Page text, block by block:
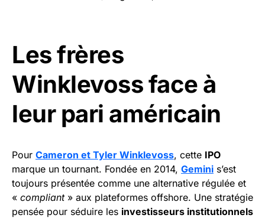
Les frères
Winklevoss face à
leur pari américain
Pour Cameron et Tyler Winklevoss, cette IPO
marque un tournant. Fondée en 2014, Gemini s’est
toujours présentée comme une alternative régulée et
« compliant» aux plateformes offshore. Une stratégie
pensée pour séduire les investisseurs institutionnels